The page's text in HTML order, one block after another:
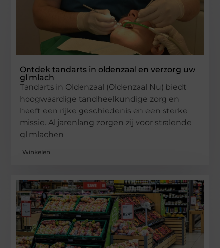
Ontdek tandarts in oldenzaal en verzorg uw
glimlach
Tandarts in Oldenzaal (Oldenzaal Nu) biedt
hoogwaardige tandheelkundige zorg en
heeft een rijke geschiedenis en een sterke
missie. Al jarenlang zorgen zij voor stralende
glimlachen
Winkelen